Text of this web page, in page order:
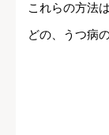
これらの方法
どの、うつ病